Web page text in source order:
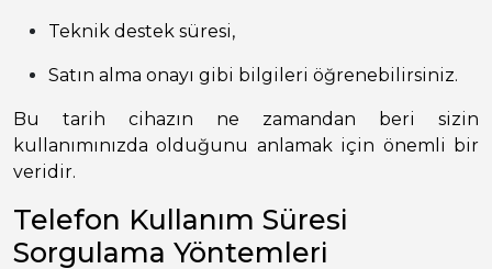
Teknik destek süresi,
Satın alma onayı gibi bilgileri öğrenebilirsiniz.
Bu tarih cihazın ne zamandan beri sizin
kullanımınızda olduğunu anlamak için önemli bir
veridir.
Telefon Kullanım Süresi
Sorgulama Yöntemleri